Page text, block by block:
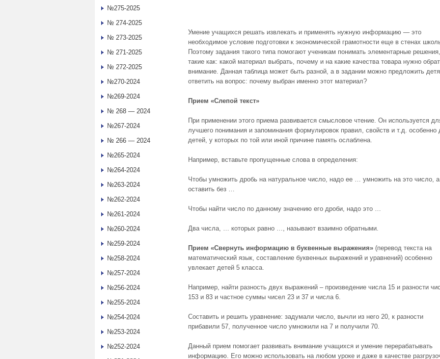
Умение учащихся решать извлекать и применять нужную информацию — это
необходимое условие подготовки к экономической грамотности еще в стенах
Поэтому задания такого типа помогают ученикам понимать элементарные решения,
такие как: какой материал выбрать, почему и на какие качества товара нужно
внимание. Данная таблица может быть разной, а в задании можно предложить
ответить на вопрос: почему выбран именно этот материал?
Прием «Слепой текст»
При применении этого приема развивается смысловое чтение. Он используется
лучшего понимания и запоминания формулировок правил, свойств и т.д. особенно
детей, у которых по той или иной причине память ослаблена.
Например, вставьте пропущенные слова в определения:
Чтобы умножить дробь на натуральное число, надо ее … умножить на это число,
оставить без …
Чтобы найти число по данному значению его дроби, надо это …
Два числа, … которых равно …, называют взаимно обратными.
Прием «Свернуть информацию в буквенные выражения» (перевод текста на
математический язык, составление буквенных выражений и уравнений) особенно
увлекает детей 5 класса.
Например, найти разность двух выражений – произведение числа 15 и разности
153 и 83 и частное суммы чисел 23 и 37 и числа 6.
Составить и решить уравнение: задумали число, вычли из него 20, к разности
прибавили 57, полученное число умножили на 7 и получили 70.
Данный прием помогает развивать внимание учащихся и умение перерабатывать
информацию. Его можно использовать на любом уроке и даже в качестве
№275-2025
№ 274-2025
№ 273-2025
№ 271-2025
№ 272-2025
№270-2024
№269-2024
№ 268 — 2024
№267-2024
№ 266 — 2024
№265-2024
№264-2024
№263-2024
№262-2024
№261-2024
№260-2024
№259-2024
№258-2024
№257-2024
№256-2024
№255-2024
№254-2024
№253-2024
№252-2024